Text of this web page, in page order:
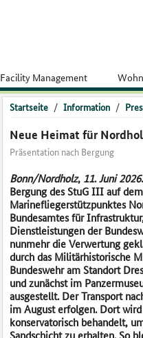
Facility Management
Startseite / Information /
Neue Heimat für
Präsentation nach Bergung
Bonn/Nordholz, 11.Juni 2026
Bergung des StuG III auf
Marinefliegerstützpunktes
Bundesamtes für
Dienstleistungen der
nunmehr die Verwertung
durch das Militärhistorische
Bundeswehr am Standort
und zunächst im
ausgestellt. Der Transport
im August erfolgen. Dort wird
konservatorisch behandelt,
Sandschicht zu erhalten. So